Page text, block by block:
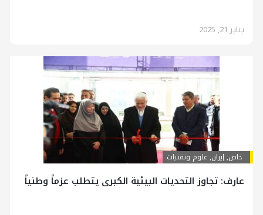
يناير 21, 2025
خاص,إيران,علوم وتقنيات
عارف: تجاوز التحديات البيئية الكبرى يتطلب عزماً وطنياً